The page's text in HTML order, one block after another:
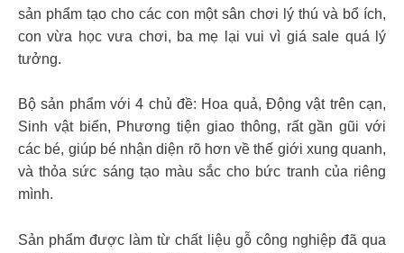
sản phẩm tạo cho các con một sân chơi lý thú và bổ ích,
con vừa học vưa chơi, ba mẹ lại vui vì giá sale quá lý
tưởng.
Bộ sản phẩm với 4 chủ đề: Hoa quả, Động vật trên cạn,
Sinh vật biển, Phương tiện giao thông, rất gần gũi với
các bé, giúp bé nhận diện rõ hơn về thế giới xung quanh,
và thỏa sức sáng tạo màu sắc cho bức tranh của riêng
mình.
Sản phẩm được làm từ chất liệu gỗ công nghiệp đã qua